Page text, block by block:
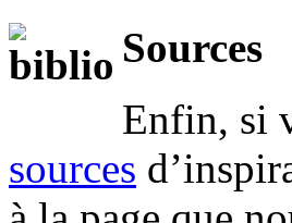
Sources
Enfin, si
sources